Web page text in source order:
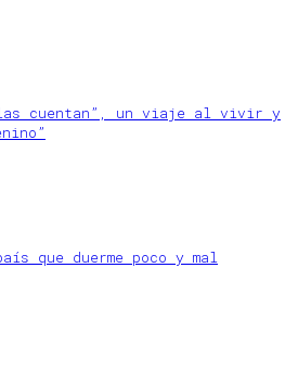
cuentan”, un viaje al vivir y
que duerme poco y mal